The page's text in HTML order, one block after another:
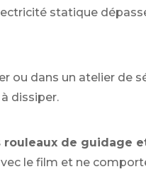
statique
ou dans un atelier de
dissiper.
de guidage
le film et ne